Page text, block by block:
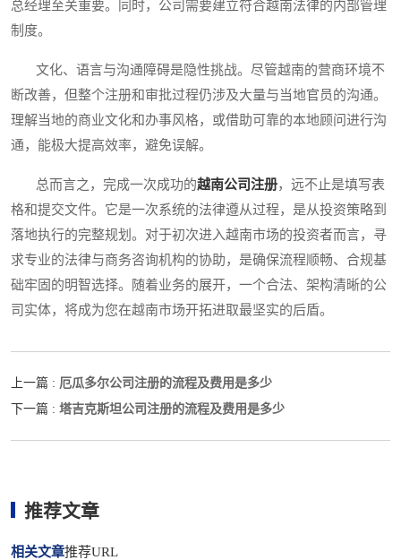
总经理至关重要。同时，公司需要建立符合越南法律的内部管理
制度。
文化、语言与沟通障碍是隐性挑战。尽管越南的营商环境不
断改善，但整个注册和审批过程仍涉及大量与当地官员的沟通。
理解当地的商业文化和办事风格，或借助可靠的本地顾问进行沟
通，能极大提高效率，避免误解。
总而言之，完成一次成功的越南公司注册，远不止是填写表
格和提交文件。它是一次系统的法律遵从过程，是从投资策略到
落地执行的完整规划。对于初次进入越南市场的投资者而言，寻
求专业的法律与商务咨询机构的协助，是确保流程顺畅、合规基
础牢固的明智选择。随着业务的展开，一个合法、架构清晰的公
司实体，将成为您在越南市场开拓进取最坚实的后盾。
上一篇 : 厄瓜多尔公司注册的流程及费用是多少
下一篇 : 塔吉克斯坦公司注册的流程及费用是多少
推荐文章
相关文章推荐URL